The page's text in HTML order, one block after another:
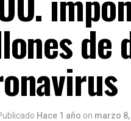
de
Hace 1 año on marzo